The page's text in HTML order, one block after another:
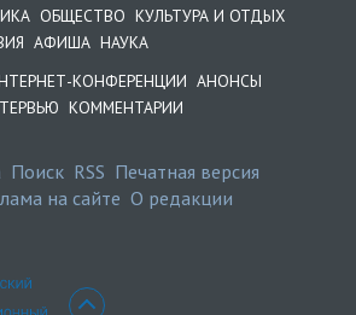
ОБЩЕСТВО КУЛЬТУРА И ОТДЫХ
АФИША НАУКА
КОНФЕРЕНЦИИ АНОНСЫ
КОММЕНТАРИИ
Поиск RSS Печатная версия
на сайте О редакции